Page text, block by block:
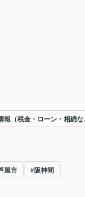
報（税金・ローン・相続な
屋市 #阪神間